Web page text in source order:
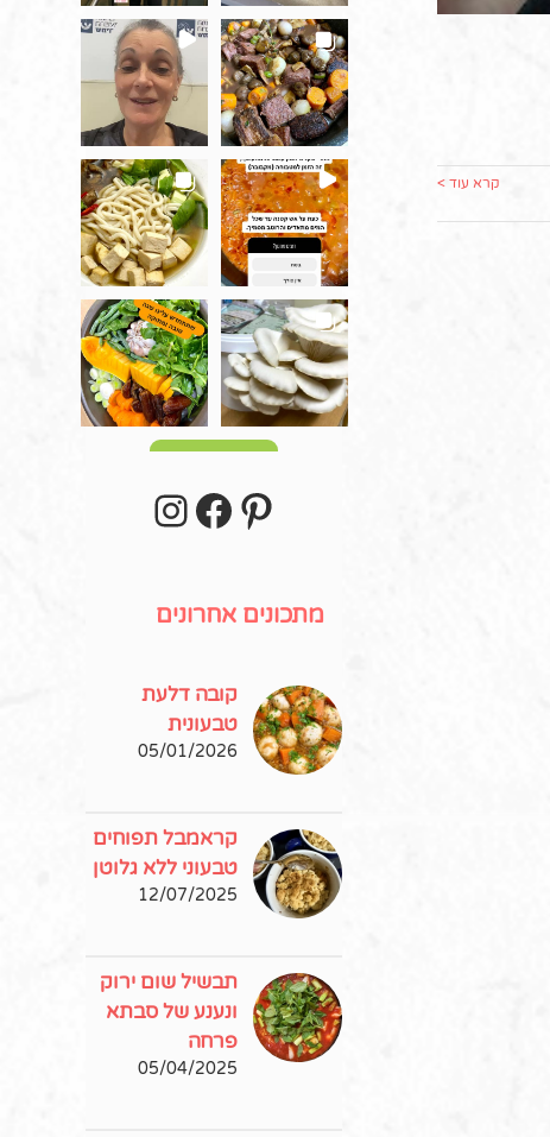
קרא עוד >
Pinterest
מתכונים אחרונים
קובה דלעת
טבעונית
05/01/2026
קראמבל תפוחים
טבעוני ללא גלוטן
12/07/2025
תבשיל שום ירוק
ונענע של סבתא
פרחה
05/04/2025